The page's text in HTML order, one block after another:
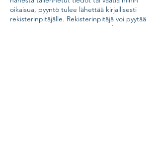
oikaisua, pyyntö tulee lähettää kirjallisesti
rekisterinpitäjälle. Rekisterinpitäjä voi pyytää
tarvittaessa pyynnön esittäjää todistamaan